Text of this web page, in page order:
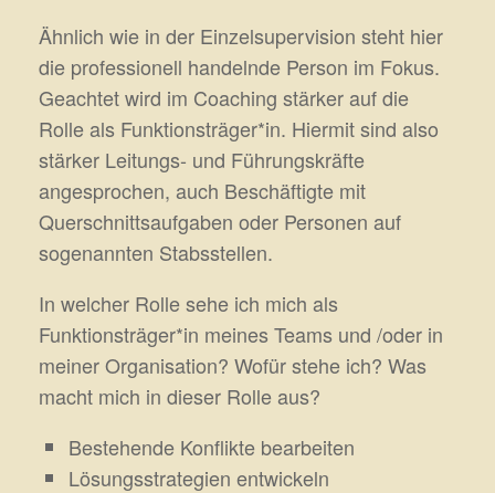
Ähnlich wie in der Einzelsupervision steht hier
die professionell handelnde Person im Fokus.
Geachtet wird im Coaching stärker auf die
Rolle als Funktionsträger*in. Hiermit sind also
stärker Leitungs- und Führungskräfte
angesprochen, auch Beschäftigte mit
Querschnittsaufgaben oder Personen auf
sogenannten Stabsstellen.
In welcher Rolle sehe ich mich als
Funktionsträger*in meines Teams und /oder in
meiner Organisation? Wofür stehe ich? Was
macht mich in dieser Rolle aus?
Bestehende Konflikte bearbeiten
Lösungsstrategien entwickeln